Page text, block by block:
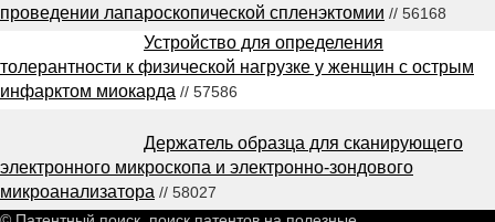
проведении лапароскопической спленэктомии // 56168
Устройство для определения
толерантности к физической нагрузке у женщин с острым
инфарктом миокарда // 57586
Держатель образца для сканирующего
электронного микроскопа и электронно-зондового
микроанализатора // 58027